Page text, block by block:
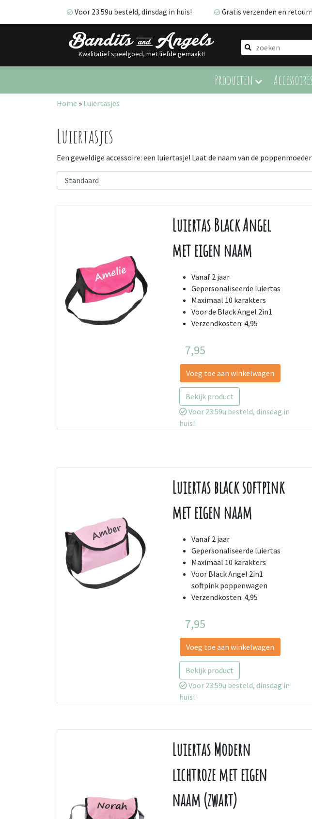
Voor 23:59u besteld, dinsdag in huis! Gratis verzenden en
Kwalitatief speelgoed, met liefde gemaakt!
Producten Accessoires
Gratis verzenden en
Home » Luiertasjes
Luiertasjes
Een geweldige accessoire: een luiertasje! Laat de naam van de
Luiertas Black Angel
met eigen naam
Vanaf 2 jaar
Gepersonaliseerde luiertas
Maximaal 10 karakters
Voor de Black Angel 2in1
Verzendkosten: 4,95
7,95
Voeg toe aan winkelwagen
Bekijk product
Voor 23:59u besteld, dinsdag in
huis!
Luiertas black softpink
met eigen naam
Vanaf 2 jaar
Gepersonaliseerde luiertas
Maximaal 10 karakters
Voor Black Angel 2in1
softpink poppenwagen
Verzendkosten: 4,95
7,95
Voeg toe aan winkelwagen
Bekijk product
Voor 23:59u besteld, dinsdag in
huis!
Luiertas Modern
lichtroze met eigen
naam (zwart)